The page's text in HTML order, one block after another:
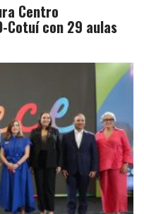
Centro
Cotuí con 29 aulas